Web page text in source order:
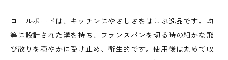
ロールボードは、キッチンにやさしさをはこぶ逸品です。均
等に設計された溝を持ち、フランスパンを切る時の細かな飛
び散りを穏やかに受け止め、衛生的です。使用後は丸めて収